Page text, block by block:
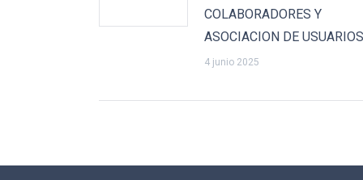
COLABORADORES Y
ASOCIACION DE USUARIOS
4 junio 2025